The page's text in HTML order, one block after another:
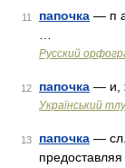
11 папочка — п
Русский
12 папочка — и,
Український
13 папочка — сл.